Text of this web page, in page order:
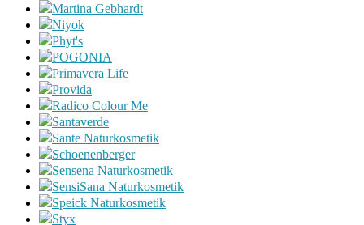
Martina Gebhardt
Niyok
Phyt's
POGONIA
Primavera Life
Provida
Radico Colour Me
Santaverde
Sante Naturkosmetik
Schoenenberger
Sensena Naturkosmetik
SensiSana Naturkosmetik
Speick Naturkosmetik
Styx